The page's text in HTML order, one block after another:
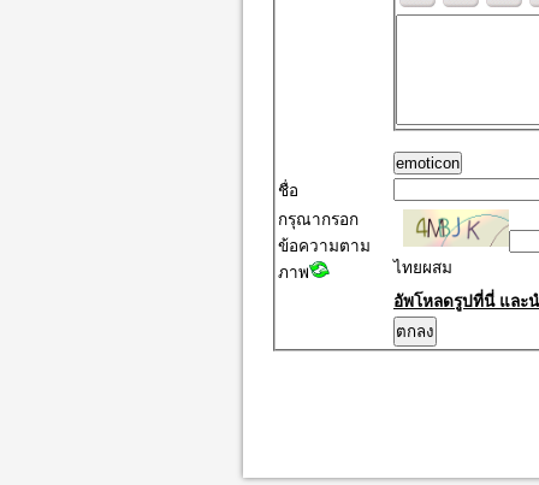
emoticon
ชื่อ
กรุณากรอก
ข้อความตาม
ภาพ
ไทยผสม
อัพโหลดรูปที่นี่ และ